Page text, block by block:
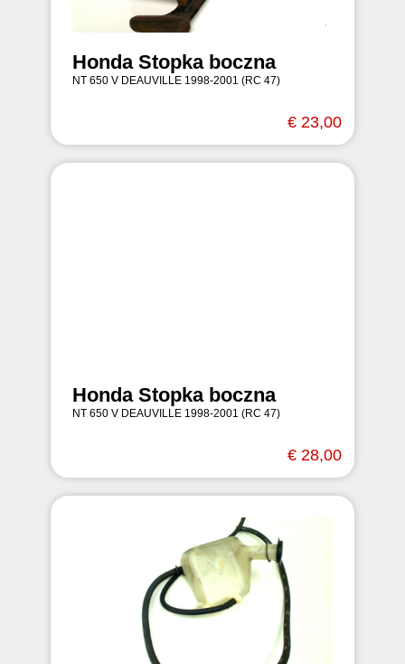
Honda Stopka boczna
NT 650 V DEAUVILLE 1998-2001 (RC 47)
€ 23,00
Honda Stopka boczna
NT 650 V DEAUVILLE 1998-2001 (RC 47)
€ 28,00